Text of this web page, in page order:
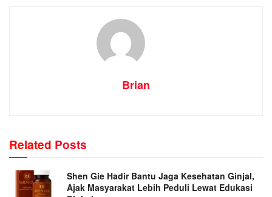
Brian
Related Posts
Shen Gie Hadir Bantu Jaga Kesehatan Ginjal,
Ajak Masyarakat Lebih Peduli Lewat Edukasi